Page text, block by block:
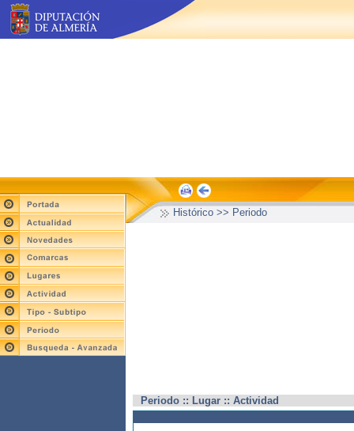
Histórico >> Periodo
Periodo :: Lugar :: Actividad